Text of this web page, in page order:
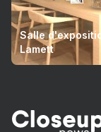
Salle
Lamett